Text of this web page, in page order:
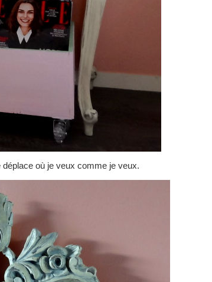
où je veux comme je veux.